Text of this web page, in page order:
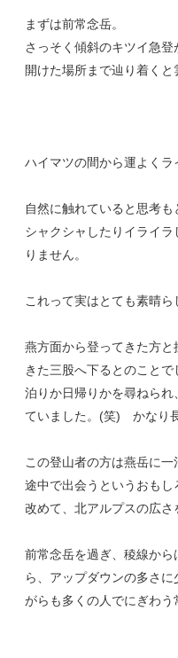
まずは前常念岳。
さっそく傾斜のキツイ急登
開けた場所まで辿り着くと
ハイマツの間から運よくラ
自然に触れていると思考
シャクシャしたりイライ
りません。
これって実はとても素晴ら
燕方面から登ってきた方
きた三股へ下るとのことで
泊りか日帰りかを尋ねら
ていました。(笑) かなり
この登山者の方は燕岳に
途中で出会うというおもし
改めて、北アルプスの広さ
前常念岳を過ぎ、稜線か
ら、アップダウンの多さ
がらも多くの人でにぎわう